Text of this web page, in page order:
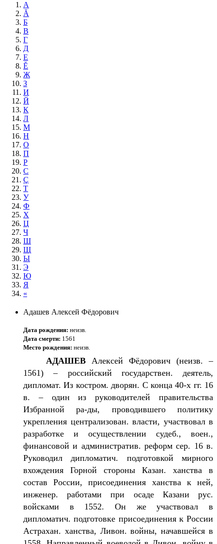
А
Ă
Б
В
Г
Д
Е
Ĕ
Ж
З
И
Й
К
Л
М
Н
О
П
Р
С
Ç
Т
У
Ф
Х
Ц
Ч
Ш
Щ
Ы
Э
Ю
Я
«
Адашев Алексей Фёдорович
Дата рождения: неизв.
Дата смерти: 1561
Место рождения: неизв.
АДАШЕВ
Алексей Фёдорович (неизв. –
1561) – российский государствен. деятель,
дипломат. Из костром. дворян. С конца 40-х гг. 16
в. – один из руководителей правительства
Избранной ра-ды, проводившего политику
укрепления централизован. власти, участвовал в
разработке и осуществлении судеб., воен.,
финансовой и административ. реформ сер. 16 в.
Руководил дипломатич. подготовкой мирного
вхождения Горной стороны Казан. ханства в
состав России, присоединения ханства к ней,
инженер. работами при осаде Казани рус.
войсками в 1552. Он же участвовал в
дипломатич. подготовке присоединения к России
Астрахан. ханства, Ливон. войны, начавшейся в